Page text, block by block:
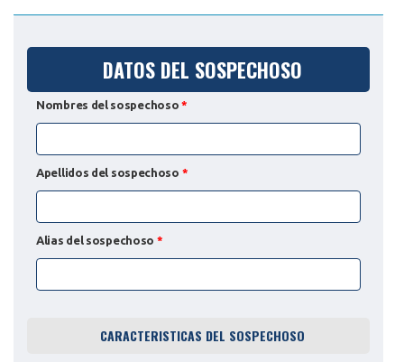
DATOS DEL SOSPECHOSO
Nombres del sospechoso*
Apellidos del sospechoso *
Alias del sospechoso *
CARACTERISTICAS DEL SOSPECHOSO